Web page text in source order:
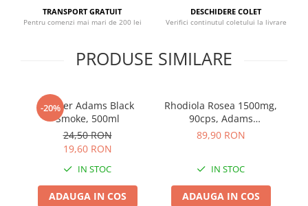
Sistemul circulator
Sistemul nervos
Urinare
TRANSPORT GRATUIT
Pentru comenzi mai mari de 200 lei
DESCHIDERE COLET
Verifici continutul coletului la livrare
PRODUSE SIMILARE
-20%
Shaker Adams Black
Smoke, 500ml
24,50 RON
19,60 RON
IN STOC
ADAUGA IN COS
Rhodiola Rosea 1500mg,
90cps, Adams
Supplements
89,90 RON
IN STOC
ADAUGA IN COS